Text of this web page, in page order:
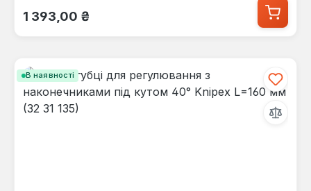
Звичайна ціна:
1 393,00 ₴
В наявності